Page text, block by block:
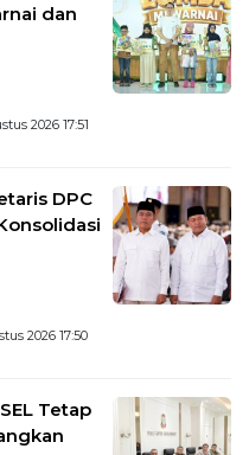
dan
2026 17:51
DPC
2026 17:50
Tetap